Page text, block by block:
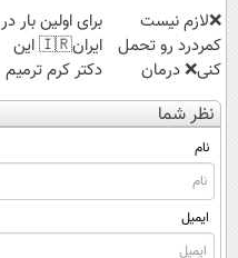
❌لازم نیست
کمردرد رو تحمل
کنی❌ درمان
بدون جراحی و
قرص
(پرسشنامه)
برای اولین بار در
ایران🇮🇷 این
دکتر کرم ترمیم
کننده 23 روزه
ساخت!
نظر شما
نام
ایمیل